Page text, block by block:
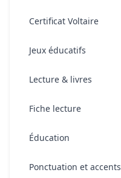
Certificat Voltaire
Jeux éducatifs
Lecture & livres
Fiche lecture
Éducation
Ponctuation et accents